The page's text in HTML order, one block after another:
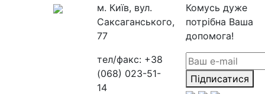
м. Київ, вул.
Саксаганського,
77
тел/факс: +38
(068) 023-51-
14
Комусь дуже
потрібна Ваша
допомога!
Підписатися